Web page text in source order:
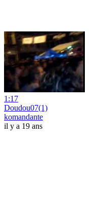
1:17
Doudou07(1)
komandante
il y a 19 ans